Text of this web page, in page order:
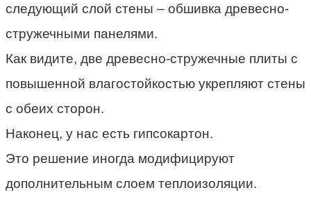
следующий слой стены – обшивка древесно-
стружечными панелями.
Как видите, две древесно-стружечные плиты с
повышенной влагостойкостью укрепляют стены
с обеих сторон.
Наконец, у нас есть гипсокартон.
Это решение иногда модифицируют
дополнительным слоем теплоизоляции.